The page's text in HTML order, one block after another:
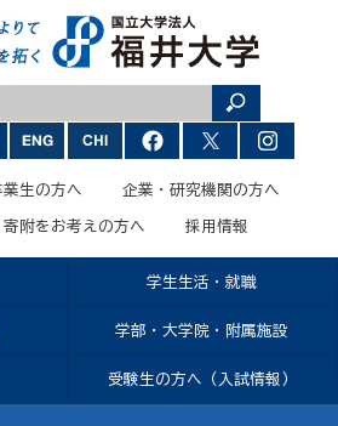
業生の方へ 企業・研究機関の方へ
寄附をお考えの方へ 採用情報
学生生活・就職
学部・大学院・附属施設
受験生の方へ（入試情報）